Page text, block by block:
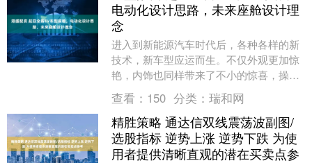
电动化设计思路，未来座舱设计理
念
进入到新能源汽车时代后，各种各样的新
技术，新车型应运而生。不仅外观更加惊
艳，内饰也同样带来了不小的惊喜，操控
性方面，更是打破了常规，带来了前所未
有的驾驶体验。作....
查看： 150 分类： 瑞和网
精胜策略 通达信双线震荡波副图/
选股指标 逆势上涨 逆势下跌 为使
用者提供清晰直观的潜在买卖点参